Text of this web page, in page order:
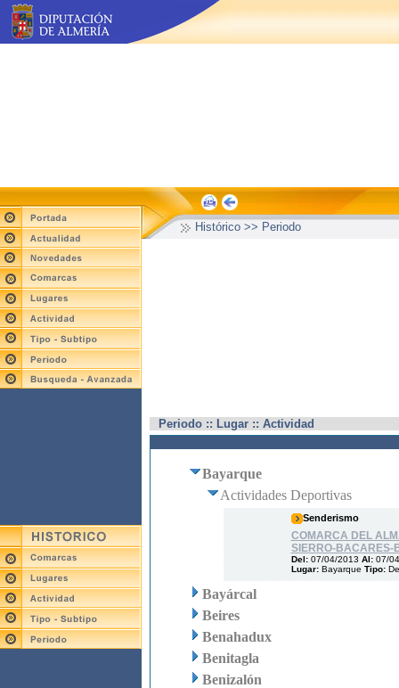
Histórico >> Periodo
Periodo :: Lugar :: Actividad
Bayarque
Actividades Deportivas
Senderismo
COMARCA DEL
SIERRO-BACARES-
Del: 07/04/2013 Al: 07/
Lugar: Bayarque Tipo:
Bayárcal
Beires
Benahadux
Benitagla
Benizalón